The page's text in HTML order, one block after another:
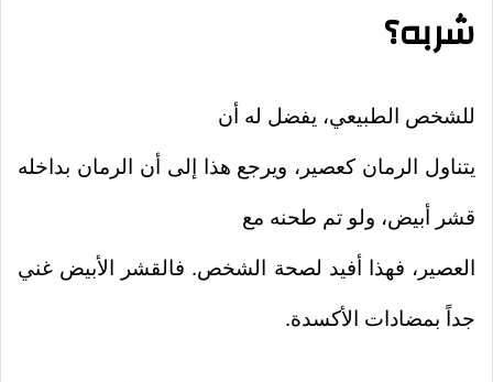
شربه؟
للشخص الطبيعي، يفضل له أن
يتناول الرمان كعصير، ويرجع هذا إلى أن الرمان بداخله
قشر أبيض، ولو تم طحنه مع
العصير، فهذا أفيد لصحة الشخص. فالقشر الأبيض غني
جداً بمضادات الأكسدة.